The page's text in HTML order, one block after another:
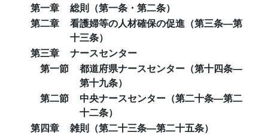
第一章
総則（第一条・第二条）
第二章
看護婦等の人材確保の促進（第三条―第
十三条）
第三章
ナースセンター
第一節
都道府県ナースセンター（第十四条―
第十九条）
第二節
中央ナースセンター（第二十条―第二
十二条）
第四章
雑則（第二十三条―第二十五条）